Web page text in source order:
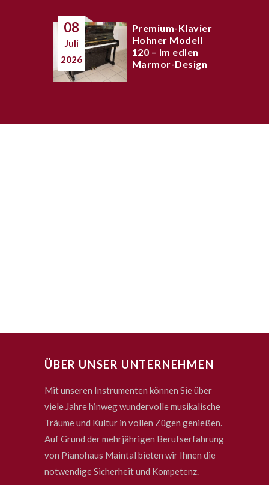
08
Juli
2026
Premium-Klavier
Hohner Modell
120 – Im edlen
Marmor-Design
ÜBER UNSER UNTERNEHMEN
Mit unseren Instrumenten können Sie über
viele Jahre hinweg wundervolle musikalische
Träume und Kultur in vollen Zügen genießen.
Auf Grund der mehrjährigen Berufserfahrung
von Pianohaus Maintal bieten wir Ihnen die
notwendige Sicherheit und Kompetenz.